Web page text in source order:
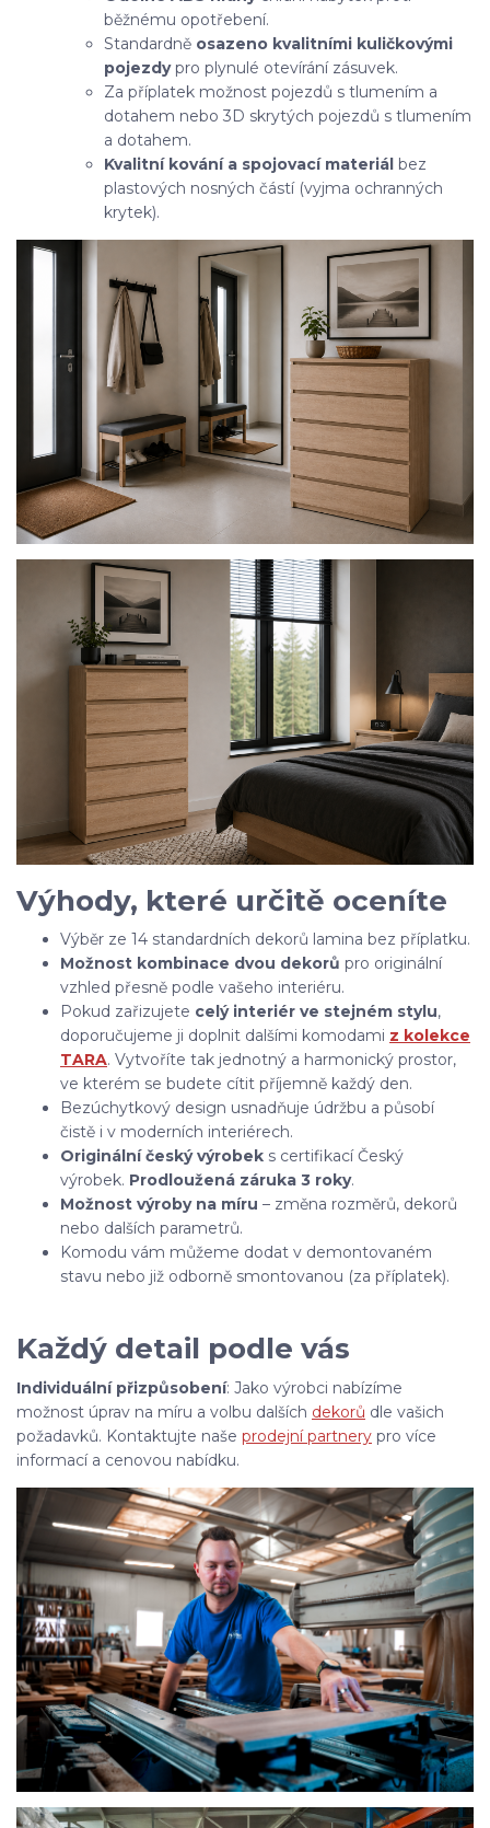
běžnému opotřebení.
Standardně osazeno kvalitními kuličkovými
pojezdypro plynulé otevírání zásuvek.
Za příplatek možnost pojezdů s tlumením a
dotahem nebo 3D skrytých pojezdů s tlumením
a dotahem.
Kvalitní kování a spojovací materiál bez
plastových nosných částí (vyjma ochranných
krytek).
Výhody, které určitě oceníte
Výběr ze 14 standardních dekorů lamina bez příplatku.
Možnost kombinace dvou dekorů pro originální
vzhled přesně podle vašeho interiéru.
Pokud zařizujete celý interiér ve stejném stylu,
doporučujeme ji doplnit dalšími komodami z kolekce
TARA. Vytvoříte tak jednotný a harmonický prostor,
ve kterém se budete cítit příjemně každý den.
Bezúchytkový design usnadňuje údržbu a působí
čistě i v moderních interiérech.
Originální český výrobek s certifikací Český
výrobek. Prodloužená záruka 3 roky.
Možnost výroby na míru – změna rozměrů, dekorů
nebo dalších parametrů.
Komodu vám můžeme dodat v demontovaném
stavu nebo již odborně smontovanou (za příplatek).
Každý detail podle vás
Individuální přizpůsobení: Jako výrobci nabízíme
možnost úprav na míru a volbu dalších dekorů dle vašich
požadavků. Kontaktujte naše prodejní partnery pro více
informací a cenovou nabídku.